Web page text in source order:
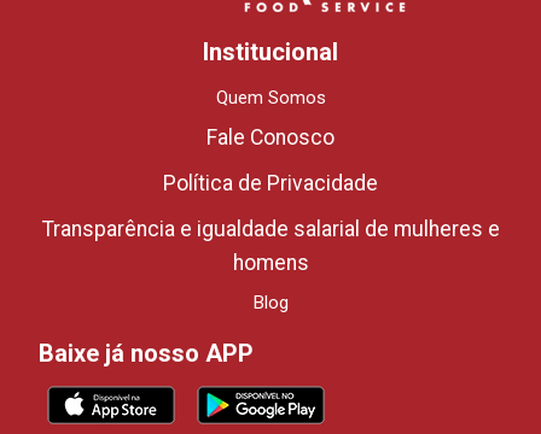
Institucional
Quem Somos
Fale Conosco
Política de Privacidade
Transparência e igualdade salarial de mulheres e
homens
Blog
Baixe já nosso APP